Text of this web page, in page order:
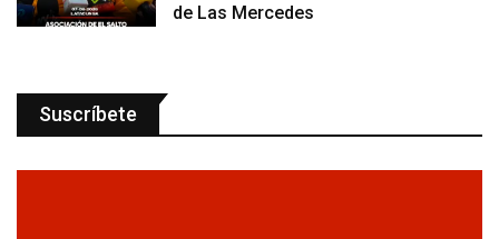
de Las Mercedes
Suscríbete